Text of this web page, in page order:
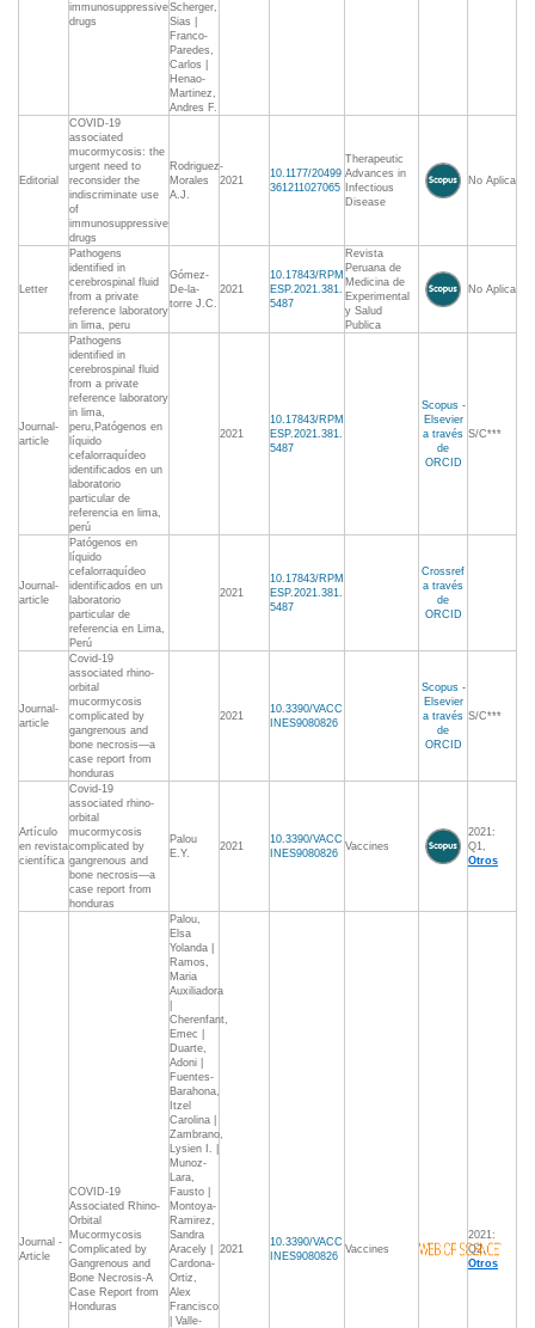
immunosuppressive
drugs
Scherger,
Sias |
Franco-
Paredes,
Carlos |
Henao-
Martinez,
Andres F.
Editorial
COVID-19
associated
mucormycosis: the
urgent need to
reconsider the
indiscriminate use
of
immunosuppressive
drugs
Rodriguez-
Morales
A.J.
2021
10.1177/20499
361211027065
Therapeutic
Advances in
Infectious
Disease
No Aplica
Letter
Pathogens
identified in
cerebrospinal fluid
from a private
reference laboratory
in lima, peru
Gómez-
De-la-
torre J.C.
2021
10.17843/RPM
ESP.2021.381.
5487
Revista
Peruana de
Medicina de
Experimental
y Salud
Publica
No Aplica
Journal-
article
Pathogens
identified in
cerebrospinal fluid
from a private
reference laboratory
in lima,
peru,Patógenos en
líquido
cefalorraquídeo
identificados en un
laboratorio
particular de
referencia en lima,
perú
2021
10.17843/RPM
ESP.2021.381.
5487
Scopus -
Elsevier
a través
de
ORCID
S/C***
Journal-
article
Patógenos en
líquido
cefalorraquídeo
identificados en un
laboratorio
particular de
referencia en Lima,
Perú
2021
10.17843/RPM
ESP.2021.381.
5487
Crossref
a través
de
ORCID
Journal-
article
Covid-19
associated rhino-
orbital
mucormycosis
complicated by
gangrenous and
bone necrosis—a
case report from
honduras
2021
10.3390/VACC
INES9080826
Scopus -
Elsevier
a través
de
ORCID
S/C***
Artículo
en revista
científica
Covid-19
associated rhino-
orbital
mucormycosis
complicated by
gangrenous and
bone necrosis—a
case report from
honduras
Palou
E.Y.
2021
10.3390/VACC
INES9080826
Vaccines
2021:
Q1,
Otros
Journal -
Article
COVID-19
Associated Rhino-
Orbital
Mucormycosis
Complicated by
Gangrenous and
Bone Necrosis-A
Case Report from
Honduras
Palou,
Elsa
Yolanda |
Ramos,
Maria
Auxiliadora
Cherenfant,
Emec |
Duarte,
Adoni |
Fuentes-
Barahona,
Itzel
Carolina |
Zambrano,
Lysien I. |
Munoz-
Lara,
Fausto |
Montoya-
Ramirez,
Sandra
Aracely |
Cardona-
Ortiz,
Alex
Francisco
| Valle-
2021
10.3390/VACC
INES9080826
Vaccines
2021:
Q2,
Otros